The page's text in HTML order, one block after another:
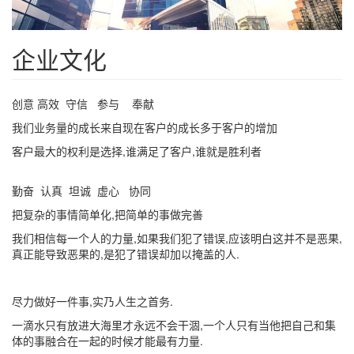
企业文化
创意 高效 守信 参与 奉献
我们业务量的成长来自现在客户的成长多于客户的增加
客户最大的权利是选择,谁满足了客户,谁就是胜利者
勤奋 认真 坦诚 虚心 协同
把复杂的事情简单化,把简单的事做完善
我们相信每一个人的力量,如果我们犯了错误,应该明白这并不是恶果,
真正能导致恶果的,是犯了错误却加以掩盖的人.
尽力做好一件事,实乃人生之首务.
一滴水只有放进大海里才永远不会干涸,一个人只有当他把自己和集
体的事融合在一起的时候才能最有力量.